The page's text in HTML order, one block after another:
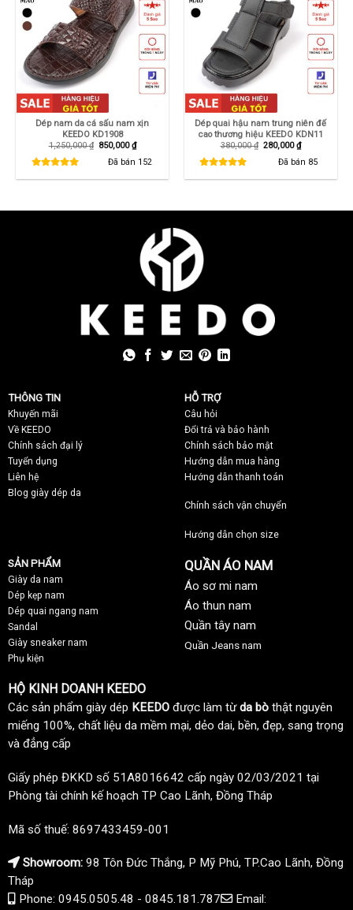
Dép nam da cá sấu nam xịn
KEEDO KD1908
1,250,000₫ Giá
850,000₫Giá
hiện
tại
Đã bán 152
Dép quai hậu nam trung niên đế
cao thương hiệu KEEDO KDN11
380,000₫ Giá
280,000₫Giá
hiện
tại
Đã bán 85
THÔNG TIN
Khuyến mãi
Về KEEDO
Chính sách đại lý
Tuyển dụng
Liên hệ
Blog giày dép da
HỖ TRỢ
Câu hỏi
Đổi trả và bảo hành
Chính sách bảo mật
Hướng dẫn mua hàng
Hướng dẫn thanh toán
Chính sách vận chuyển
Hướng dẫn chọn size
SẢN PHẨM
Giày da nam
Dép kẹp nam
Dép quai ngang nam
Sandal
Giày sneaker nam
Phụ kiện
QUẦN ÁO NAM
Áo sơ mi nam
Áo thun nam
Quần tây nam
Quần Jeans nam
HỘ KINH DOANH KEEDO
Các sản phẩm giày dép KEEDO được làm từda bò thật nguyên
miếng 100%, chất liệu da mềm mại, dẻo dai, bền, đẹp, sang trọng
và đẳng cấp
Giấy phép ĐKKD số 51A8016642 cấp ngày 02/03/2021 tại
Phòng tài chính kế hoạch TP Cao Lãnh, Đồng Tháp
Mã số thuế: 8697433459-001
Showroom: 98 Tôn Đức Thắng, P Mỹ Phú, TP.Cao Lãnh, Đồng
Tháp
Phone: 0945.0505.48 - 0845.181.787
Email: